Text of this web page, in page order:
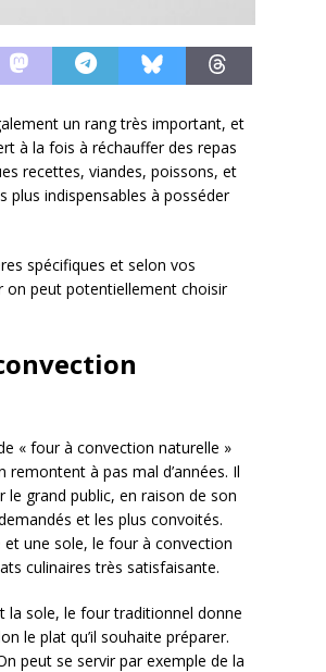
un rang très important, et
à la fois à réchauffer des repas
recettes, viandes, poissons, et
plus indispensables à posséder
spécifiques et selon vos
on peut potentiellement choisir
« four à convection naturelle »
à pas mal d’années. Il
le grand public, en raison de son
et les plus convoités.
et une sole, le four à convection
culinaires très satisfaisante.
la sole, le four traditionnel donne
le plat qu’il souhaite préparer.
peut se servir par exemple de la